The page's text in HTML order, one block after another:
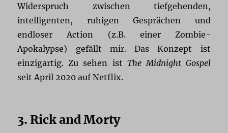
Widerspruch zwischen tiefgehenden,
intelligenten, ruhigen Gesprächen und
endloser Action (z.B. einer Zombie-
Apokalypse) gefällt mir. Das Konzept ist
einzigartig. Zu sehen ist The Midnight Gospel
seit April 2020 auf Netflix.
3. Rick and Morty